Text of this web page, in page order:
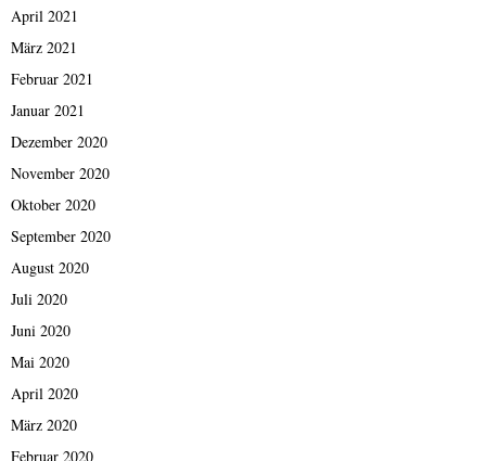
April 2021
März 2021
Februar 2021
Januar 2021
Dezember 2020
November 2020
Oktober 2020
September 2020
August 2020
Juli 2020
Juni 2020
Mai 2020
April 2020
März 2020
Februar 2020